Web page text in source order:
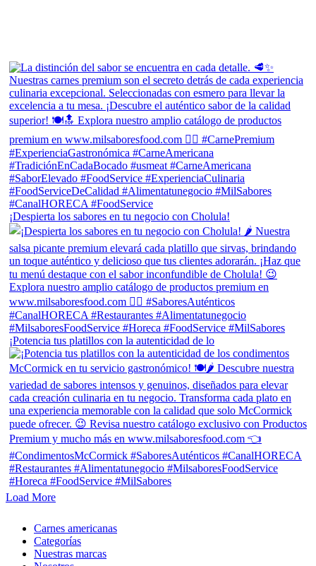
¡Despierta los sabores en tu negocio con Cholula!
¡Potencia tus platillos con la autenticidad de lo
Load More
Close
Menu
Carnes americanas
Categorías
Nuestras marcas